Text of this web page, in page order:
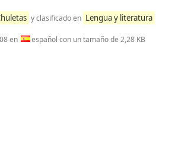
y clasificado en Lengua y literatura
en español con un tamaño de 2,28 KB